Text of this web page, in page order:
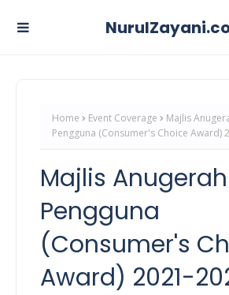
Home Event Coverage
Majlis
Pengguna (Consumer's Choice Award)
Majlis
Pengguna
(Consumer's
Award) 2021-